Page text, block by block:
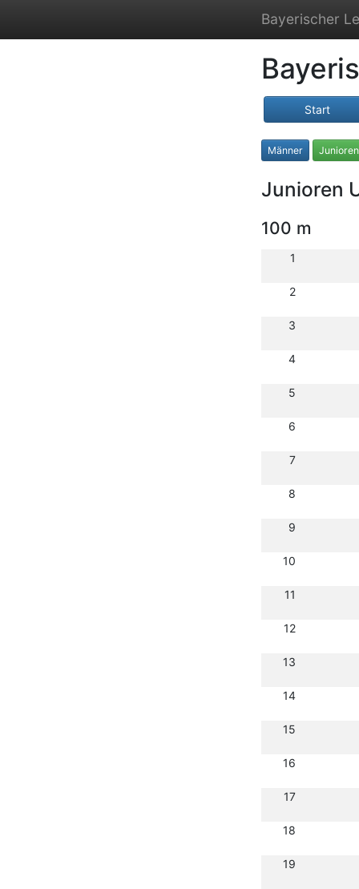
Bayerischer
Start
Männer
Junioren
100 m
1
2
3
4
5
6
7
8
9
10
11
12
13
14
15
16
17
18
19